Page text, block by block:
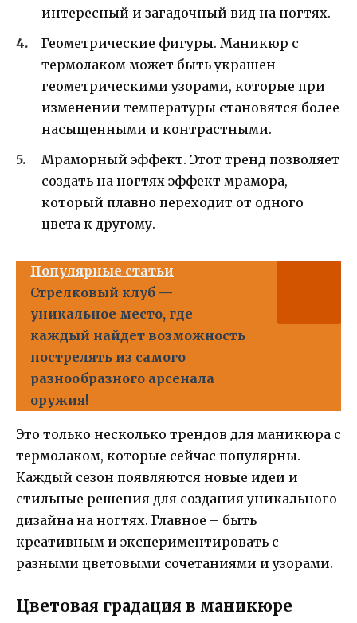
интересный и загадочный вид на ногтях.
Геометрические фигуры. Маникюр с
термолаком может быть украшен
геометрическими узорами, которые при
изменении температуры становятся более
насыщенными и контрастными.
Мраморный эффект. Этот тренд позволяет
создать на ногтях эффект мрамора,
который плавно переходит от одного
цвета к другому.
Популярные статьи
Стрелковый клуб —
уникальное место, где
каждый найдет возможность
пострелять из самого
разнообразного арсенала
оружия!
Это только несколько трендов для маникюра с
термолаком, которые сейчас популярны.
Каждый сезон появляются новые идеи и
стильные решения для создания уникального
дизайна на ногтях. Главное – быть
креативным и экспериментировать с
разными цветовыми сочетаниями и узорами.
Цветовая градация в маникюре